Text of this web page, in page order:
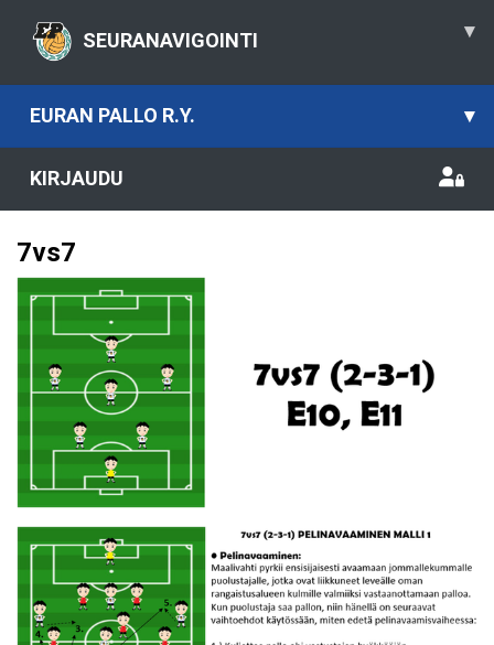
SEURANAVIGOINTI ▾
EURAN PALLO R.Y. ▾
KIRJAUDU
7vs7